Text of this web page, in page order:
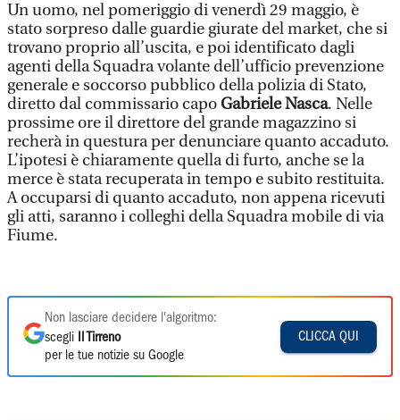
Un uomo, nel pomeriggio di venerdì 29 maggio, è
stato sorpreso dalle guardie giurate del market, che si
trovano proprio all’uscita, e poi identificato dagli
agenti della Squadra volante dell’ufficio prevenzione
generale e soccorso pubblico della polizia di Stato,
diretto dal commissario capoGabriele Nasca. Nelle
prossime ore il direttore del grande magazzino si
recherà in questura per denunciare quanto accaduto.
L’ipotesi è chiaramente quella di furto, anche se la
merce è stata recuperata in tempo e subito restituita.
A occuparsi di quanto accaduto, non appena ricevuti
gli atti, saranno i colleghi della Squadra mobile di via
Fiume.
Non lasciare decidere l'algoritmo:
scegli
Il Tirreno
per le tue notizie su Google
CLICCA QUI